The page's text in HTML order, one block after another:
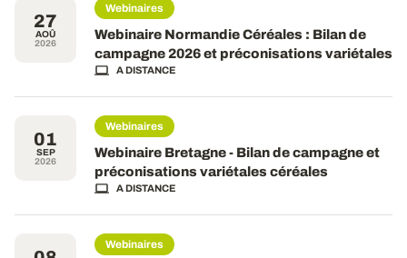
27
AOÛ
2026
Webinaires
Webinaire Normandie Céréales : Bilan de
campagne 2026 et préconisations variétales
A DISTANCE
01
SEP
2026
Webinaires
Webinaire Bretagne - Bilan de campagne et
préconisations variétales céréales
A DISTANCE
Webinaires